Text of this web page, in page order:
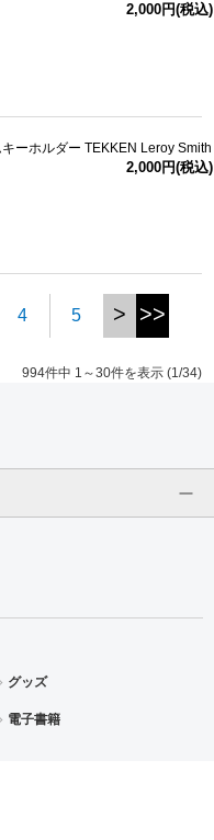
2,000円(税込)
ーホルダー TEKKEN Leroy Smith
2,000円(税込)
4 5 > >>
994件中 1～30件を表示 (1/34)
グッズ
電子書籍